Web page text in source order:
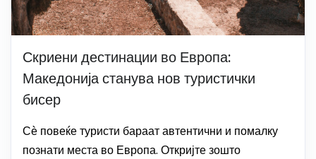
Скриени дестинации во Европа:
Македонија станува нов туристички
бисер
Сѐ повеќе туристи бараат автентични и помалку
познати места во Европа. Откријте зошто